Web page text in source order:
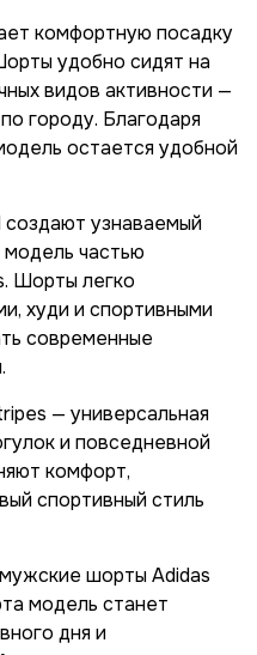
комфортную посадку
удобно сидят на
видов активности —
городу. Благодаря
остается удобной
узнаваемый
частью
Шорты легко
худи и спортивными
современные
— универсальная
и повседневной
комфорт,
спортивный стиль
шорты Adidas
модель станет
дня и